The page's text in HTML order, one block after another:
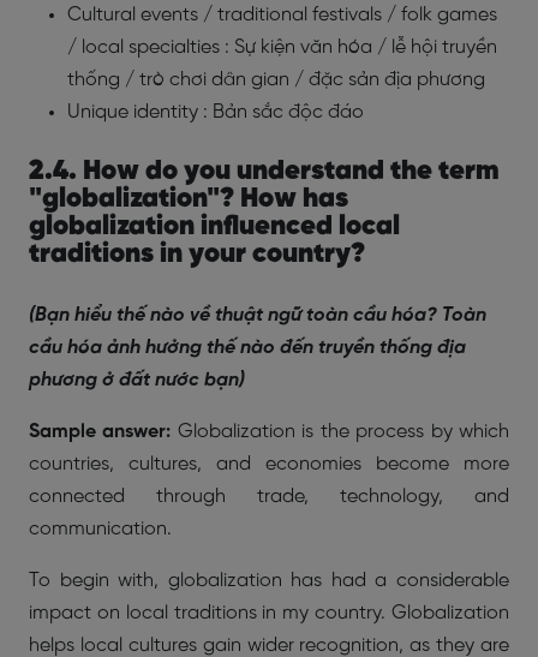
Cultural events / traditional festivals / folk games
/ local specialties : Sự kiện văn hóa / lễ hội truyền
thống / trò chơi dân gian / đặc sản địa phương
Unique identity : Bản sắc độc đáo
2.4. How do you understand the term
"globalization"? How has
globalization influenced local
traditions in your country?
(Bạn hiểu thế nào về thuật ngữ toàn cầu hóa? Toàn
cầu hóa ảnh hưởng thế nào đến truyền thống địa
phương ở đất nước bạn)
Sample answer: Globalization is the process by which
countries, cultures, and economies become more
connected through trade, technology, and
communication.
To begin with, globalization has had a considerable
impact on local traditions in my country. Globalization
helps local cultures gain wider recognition, as they are